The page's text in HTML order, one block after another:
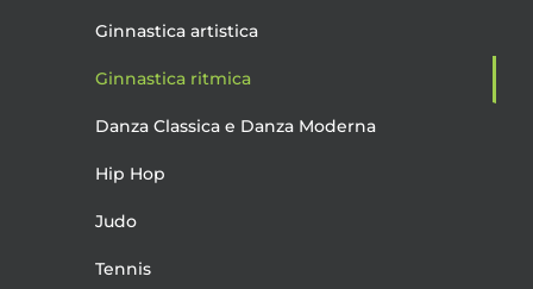
Ginnastica artistica
Ginnastica ritmica
Danza Classica e Danza Moderna
Hip Hop
Judo
Tennis